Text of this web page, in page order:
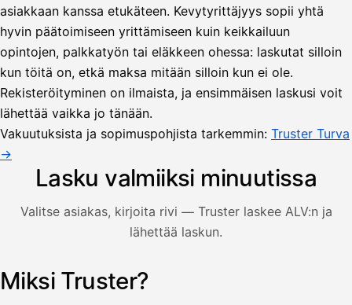
asiakkaan kanssa etukäteen. Kevytyrittäjyys sopii yhtä
hyvin päätoimiseen yrittämiseen kuin keikkailuun
opintojen, palkkatyön tai eläkkeen ohessa: laskutat silloin
kun töitä on, etkä maksa mitään silloin kun ei ole.
Rekisteröityminen on ilmaista, ja ensimmäisen laskusi voit
lähettää vaikka jo tänään.
Vakuutuksista ja sopimuspohjista tarkemmin: Truster Turva
→
Lasku valmiiksi minuutissa
Valitse asiakas, kirjoita rivi — Truster laskee ALV:n ja
lähettää laskun.
Kuvitus: käyttäjä luo laskun Truster-sovelluksessa —
Uusi lasku
Oy
heinäkuu
1
€
25,5
471,75
Lähetä
lasku
Lasku lähetetty
Miksi Truster?